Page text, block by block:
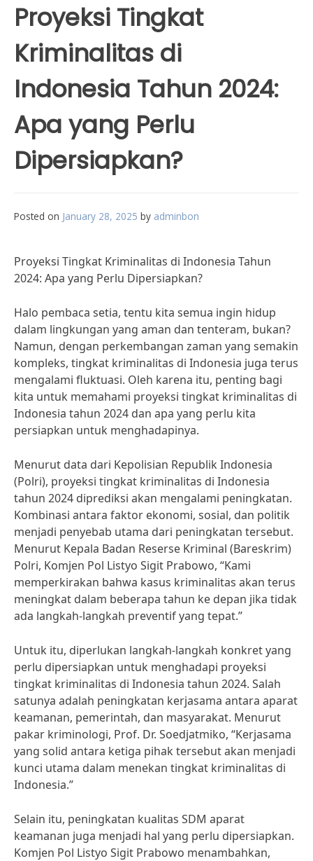
Proyeksi Tingkat
Kriminalitas di
Indonesia Tahun 2024:
Apa yang Perlu
Dipersiapkan?
Posted on January 28, 2025 by adminbon
Proyeksi Tingkat Kriminalitas di Indonesia Tahun
2024: Apa yang Perlu Dipersiapkan?
Halo pembaca setia, tentu kita semua ingin hidup
dalam lingkungan yang aman dan tenteram, bukan?
Namun, dengan perkembangan zaman yang semakin
kompleks, tingkat kriminalitas di Indonesia juga terus
mengalami fluktuasi. Oleh karena itu, penting bagi
kita untuk memahami proyeksi tingkat kriminalitas di
Indonesia tahun 2024 dan apa yang perlu kita
persiapkan untuk menghadapinya.
Menurut data dari Kepolisian Republik Indonesia
(Polri), proyeksi tingkat kriminalitas di Indonesia
tahun 2024 diprediksi akan mengalami peningkatan.
Kombinasi antara faktor ekonomi, sosial, dan politik
menjadi penyebab utama dari peningkatan tersebut.
Menurut Kepala Badan Reserse Kriminal (Bareskrim)
Polri, Komjen Pol Listyo Sigit Prabowo, “Kami
memperkirakan bahwa kasus kriminalitas akan terus
meningkat dalam beberapa tahun ke depan jika tidak
ada langkah-langkah preventif yang tepat.”
Untuk itu, diperlukan langkah-langkah konkret yang
perlu dipersiapkan untuk menghadapi proyeksi
tingkat kriminalitas di Indonesia tahun 2024. Salah
satunya adalah peningkatan kerjasama antara aparat
keamanan, pemerintah, dan masyarakat. Menurut
pakar kriminologi, Prof. Dr. Soedjatmiko, “Kerjasama
yang solid antara ketiga pihak tersebut akan menjadi
kunci utama dalam menekan tingkat kriminalitas di
Indonesia.”
Selain itu, peningkatan kualitas SDM aparat
keamanan juga menjadi hal yang perlu dipersiapkan.
Komjen Pol Listyo Sigit Prabowo menambahkan,